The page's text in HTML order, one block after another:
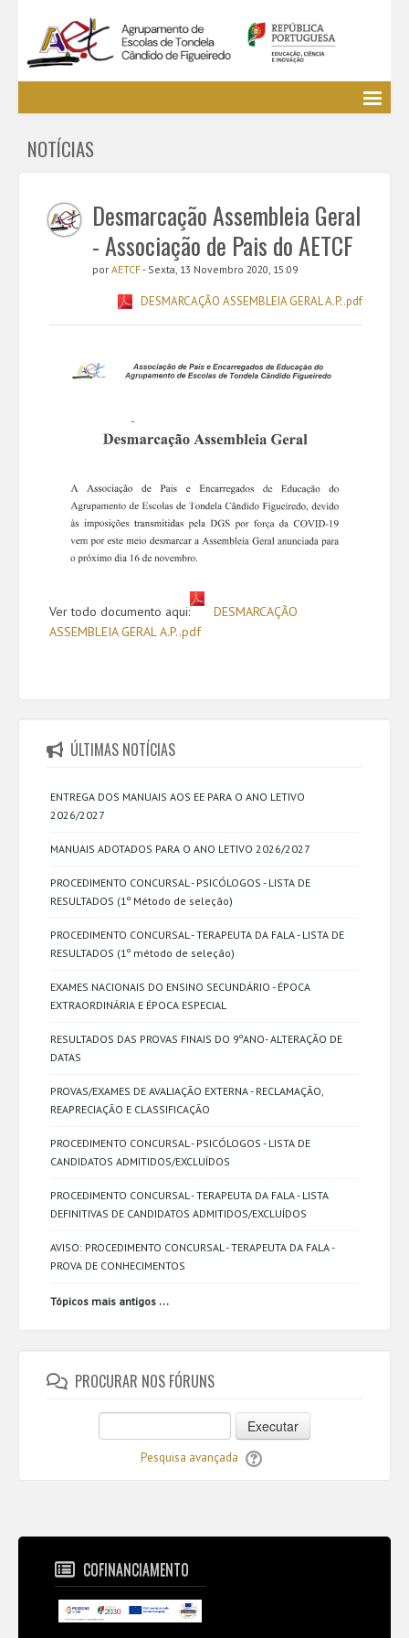
EE / Alunos
Cursos Profissionais
Bibliotecas
Media AETCF
Legislação
Utilizador não identificado. (
NOTÍCIAS
Desmarcação Assembleia Geral
- Associação de Pais do AETCF
por AETCF- Sexta, 13 Novembro 2020, 15:09
DESMARCAÇÃO ASSEMBLEIA GERAL A.P..pdf
Ver todo documento aqui:
DESMARCAÇÃO
ASSEMBLEIA GERAL A.P..pdf
ÚLTIMAS NOTÍCIAS
ENTREGA DOS MANUAIS AOS EE PARA O ANO LETIVO
2026/2027
MANUAIS ADOTADOS PARA O ANO LETIVO 2026/2027
PROCEDIMENTO CONCURSAL - PSICÓLOGOS - LISTA DE
RESULTADOS (1º Método de seleção)
PROCEDIMENTO CONCURSAL - TERAPEUTA DA FALA - LISTA DE
RESULTADOS (1º método de seleção)
EXAMES NACIONAIS DO ENSINO SECUNDÁRIO - ÉPOCA
EXTRAORDINÁRIA E ÉPOCA ESPECIAL
RESULTADOS DAS PROVAS FINAIS DO 9ºANO- ALTERAÇÃO DE
DATAS
PROVAS/EXAMES DE AVALIAÇÃO EXTERNA - RECLAMAÇÃO,
REAPRECIAÇÃO E CLASSIFICAÇÃO
PROCEDIMENTO CONCURSAL - PSICÓLOGOS - LISTA DE
CANDIDATOS ADMITIDOS/EXCLUÍDOS
PROCEDIMENTO CONCURSAL - TERAPEUTA DA FALA - LISTA
DEFINITIVAS DE CANDIDATOS ADMITIDOS/EXCLUÍDOS
AVISO: PROCEDIMENTO CONCURSAL - TERAPEUTA DA FALA -
PROVA DE CONHECIMENTOS
Tópicos mais antigos ...
PROCURAR NOS FÓRUNS
Executar
Pesquisa avançada
COFINANCIAMENTO